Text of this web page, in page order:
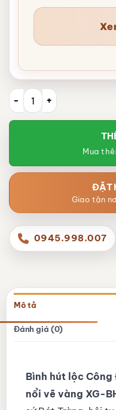
Bình hút lộc Công Đào
Mua
ĐẶT
Giao tận
0945.998.007
Mô tả
Đánh giá (0)
Bình hút lộc
nổi vẽ vàng XG-